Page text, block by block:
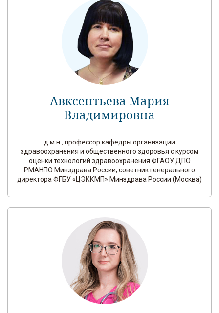
Авксентьева Мария
Владимировна
д.м.н., профессор кафедры организации
здравоохранения и общественного здоровья с курсом
оценки технологий здравоохранения ФГАОУ ДПО
РМАНПО Минздрава России, советник генерального
директора ФГБУ «ЦЭККМП» Минздрава России (Москва)